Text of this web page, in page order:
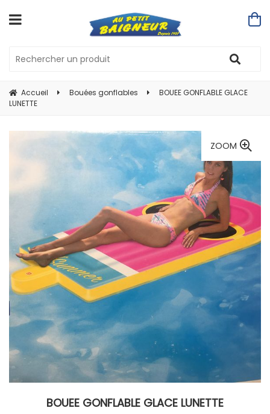
Accueil Bouées gonflables
BOUEE GONFLABLE GLACE
LUNETTE
ZOOM
BOUEE GONFLABLE GLACE LUNETTE